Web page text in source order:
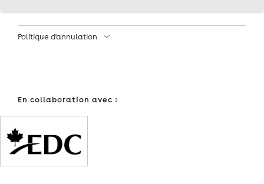
–
NOVEMBRE
2022
DE
Politique d'annulation
En collaboration avec :